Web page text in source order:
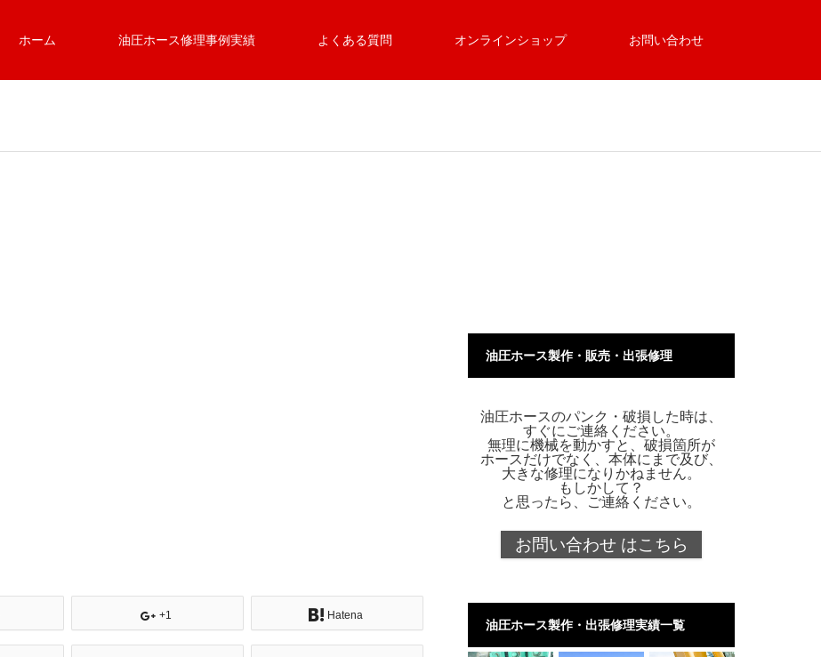
ホーム 油圧ホース修理事例実績 よくある質問 オンラインショップ お問い合わせ
+1 Hatena
油圧ホース製作・販売・出張修理
油圧ホースのパンク・破損した時は、
すぐにご連絡ください。
無理に機械を動かすと、破損箇所が
ホースだけでなく、本体にまで及び、
大きな修理になりかねません。
もしかして？
と思ったら、ご連絡ください。
お問い合わせ はこちら
油圧ホース製作・出張修理実績一覧